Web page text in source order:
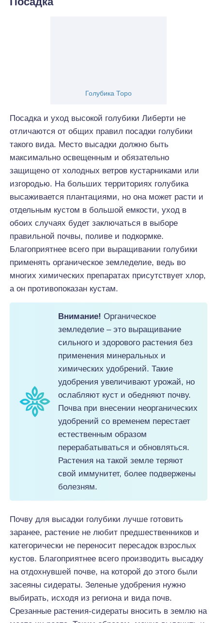
Голубика Торо
Посадка и уход высокой голубики Либерти не
отличаются от общих правил посадки голубики
такого вида. Место высадки должно быть
максимально освещенным и обязательно
защищено от холодных ветров кустарниками или
изгородью. На больших территориях голубика
высаживается плантациями, но она может расти и
отдельным кустом в большой емкости, уход в
обоих случаях будет заключаться в выборе
правильной почвы, поливе и подкормке.
Благоприятнее всего при выращивании голубики
применять органическое земледелие, ведь во
многих химических препаратах присутствует хлор,
а он противопоказан кустам.
Внимание! Органическое
земледелие – это выращивание
сильного и здорового растения без
применения минеральных и
химических удобрений. Такие
удобрения увеличивают урожай, но
ослабляют куст и обедняют почву.
Почва при внесении неорганических
удобрений со временем перестает
естественным образом
перерабатываться и обновляться.
Растения на такой земле теряют
свой иммунитет, более подвержены
болезням.
Почву для высадки голубики лучше готовить
заранее, растение не любит предшественников и
категорически не переносит пересадок взрослых
кустов. Благоприятнее всего производить высадку
на отдохнувшей почве, на которой до этого были
засеяны сидераты. Зеленые удобрения нужно
выбирать, исходя из региона и вида почв.
Срезанные растения-сидераты вносить в землю на